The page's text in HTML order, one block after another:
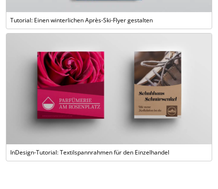
Tutorial: Einen winterlichen Après-Ski-Flyer gestalten
InDesign-Tutorial: Textilspannrahmen für den Einzelhandel